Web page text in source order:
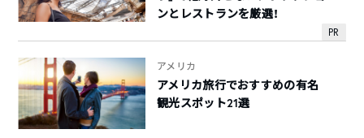
PR
ンとレストランを厳選！
アメリカ
アメリカ旅行でおすすめの有名
観光スポット21選